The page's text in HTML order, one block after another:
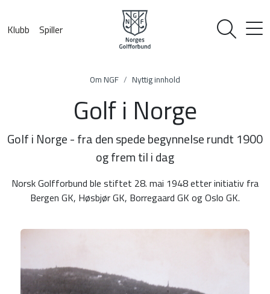
Klubb Spiller
Om NGF Nyttig innhold
Golf i Norge
Golf i Norge - fra den spede begynnelse rundt 1900
og frem til i dag
Norsk Golfforbund ble stiftet 28. mai 1948 etter initiativ fra
Bergen GK, Høsbjør GK, Borregaard GK og Oslo GK.